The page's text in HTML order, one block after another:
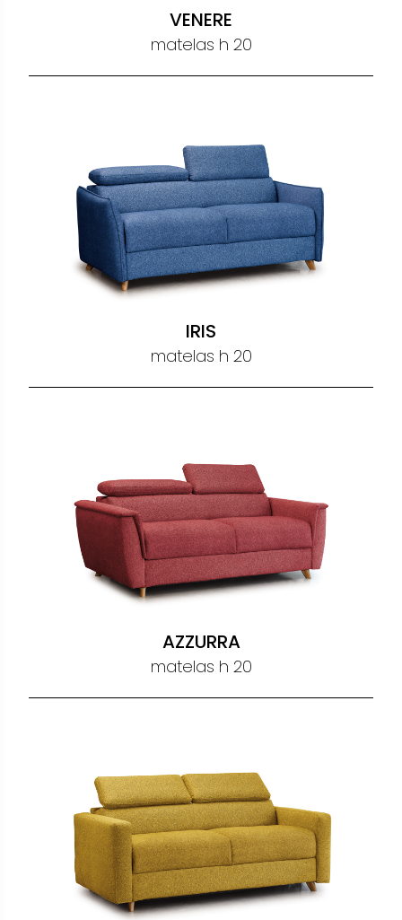
VENERE
matelas h 20
IRIS
matelas h 20
AZZURRA
matelas h 20